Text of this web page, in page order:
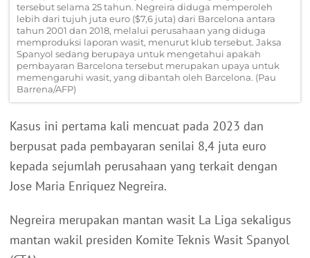
tersebut selama 25 tahun. Negreira diduga memperoleh
lebih dari tujuh juta euro ($7,6 juta) dari Barcelona antara
tahun 2001 dan 2018, melalui perusahaan yang diduga
memproduksi laporan wasit, menurut klub tersebut. Jaksa
Spanyol sedang berupaya untuk mengetahui apakah
pembayaran Barcelona tersebut merupakan upaya untuk
memengaruhi wasit, yang dibantah oleh Barcelona. (Pau
Barrena/AFP)
Kasus ini pertama kali mencuat pada 2023 dan
berpusat pada pembayaran senilai 8,4 juta euro
kepada sejumlah perusahaan yang terkait dengan
Jose Maria Enriquez Negreira.
Negreira merupakan mantan wasit La Liga sekaligus
mantan wakil presiden Komite Teknis Wasit Spanyol